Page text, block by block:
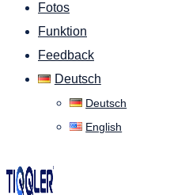
Fotos
Funktion
Feedback
Deutsch
Deutsch
English